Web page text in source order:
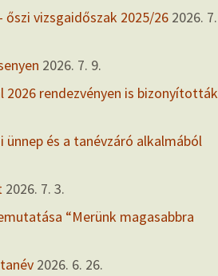
vizsgaidőszak 2025/26 2026. 7.
2026. 7. 9.
2026 rendezvényen is bizonyították
ünnep és a tanévzáró alkalmából
2026. 7. 3.
“Merünk magasabbra
2026. 6. 26.